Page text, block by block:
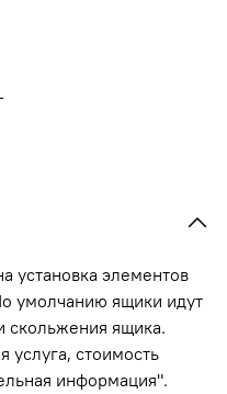
установка элементов
умолчанию ящики идут
ящика.
услуга, стоимость
информация".